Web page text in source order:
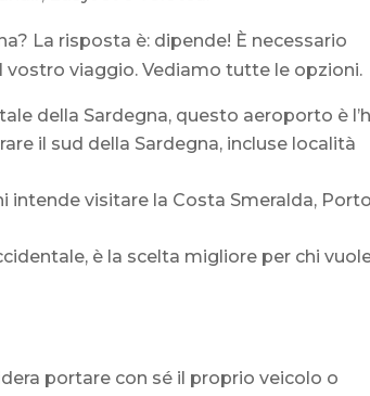
La risposta è: dipende! È necessario
vostro viaggio. Vediamo tutte le opzioni.
della Sardegna, questo aeroporto è
il sud della Sardegna, incluse località
intende visitare la Costa Smeralda,
è la scelta migliore per chi
portare con sé il proprio veicolo o